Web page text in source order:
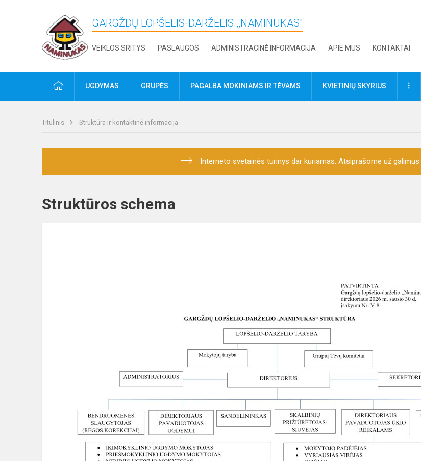
GARGŽDŲ LOPŠELIS-DARŽELIS ,,NAMINUKAS"
VEIKLOS SRITYS PASLAUGOS ADMINISTRACINĖ INFORMACIJA APIE MUS KONTAKTAI
PRADŽIAUGDYMAS GRUPĖS PAGALBA MOKINIAMS IR TĖVAMS KVIETINIŲ SKYRIUS
Titulinis Struktūra ir kontaktinė informacija
Interneto svetainės turinys dar kuriamas. Atsiprašome už
Struktūros schema